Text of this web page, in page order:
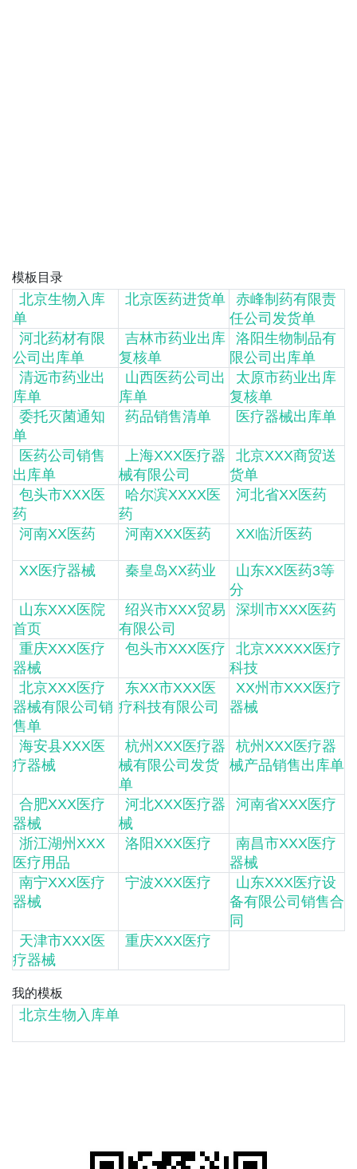
模板目录
北京生物入库
单
北京医药进货单
赤峰制药有限责
任公司发货单
河北药材有限
公司出库单
吉林市药业出库
复核单
洛阳生物制品有
限公司出库单
清远市药业出
库单
山西医药公司出
库单
太原市药业出库
复核单
委托灭菌通知
单
药品销售清单 医疗器械出库单
医药公司销售
出库单
上海XXX医疗器
械有限公司
北京XXX商贸送
货单
包头市XXX医
药
哈尔滨XXXX医
药
河北省XX医药
河南XX医药 河南XXX医药 XX临沂医药
XX医疗器械 秦皇岛XX药业
山东XX医药3等
分
山东XXX医院
首页
绍兴市XXX贸易
有限公司
深圳市XXX医药
重庆XXX医疗
器械
包头市XXX医疗
北京XXXXX医疗
科技
北京XXX医疗
器械有限公司销
售单
东XX市XXX医
疗科技有限公司
XX州市XXX医疗
器械
海安县XXX医
疗器械
杭州XXX医疗器
械有限公司发货
单
杭州XXX医疗器
械产品销售出库单
合肥XXX医疗
器械
河北XXX医疗器
械
河南省XXX医疗
浙江湖州XXX
医疗用品
洛阳XXX医疗
南昌市XXX医疗
器械
南宁XXX医疗
器械
宁波XXX医疗
山东XXX医疗设
备有限公司销售合
同
天津市XXX医
疗器械
重庆XXX医疗
我的模板
北京生物入库单